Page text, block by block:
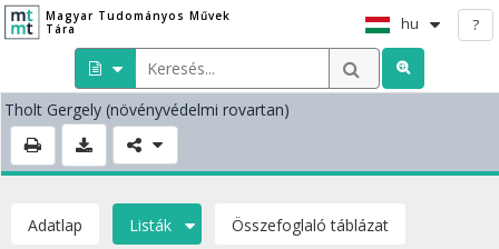
Magyar Tudományos Művek
Tára
hu ?
Tholt Gergely (növényvédelmi rovartan)
Adatlap Listák Összefoglaló táblázat